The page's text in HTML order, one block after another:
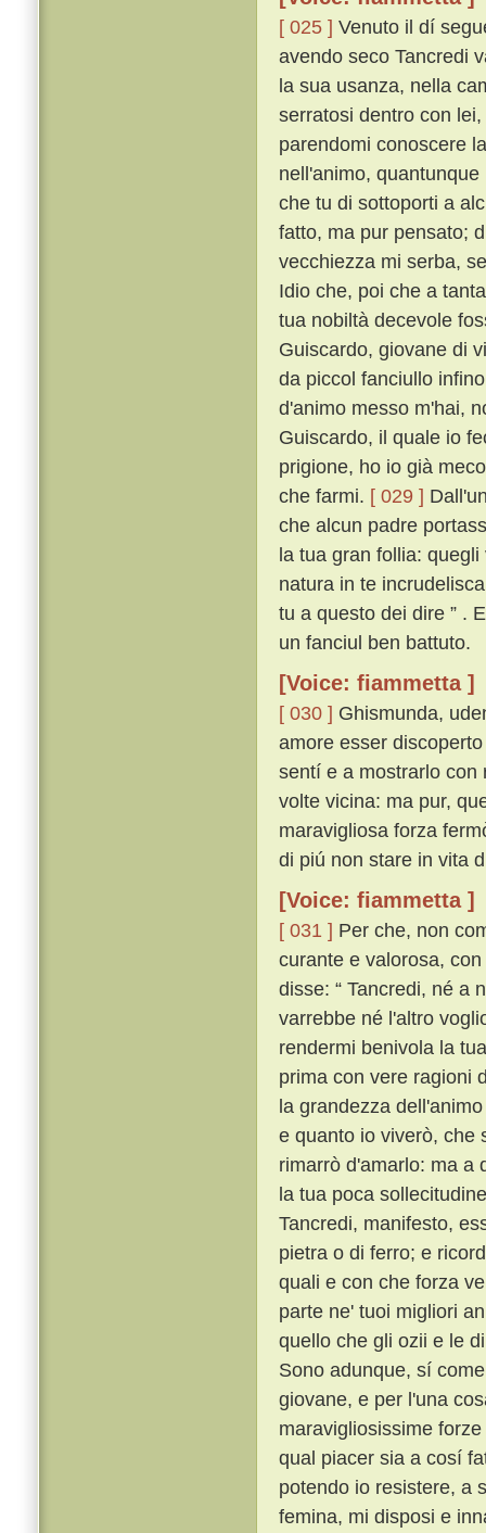
[ 025 ] Venuto il dí
avendo seco Tancredi
la sua usanza, nella
serratosi dentro con
parendomi conoscere
nell'animo,
che tu di sottoporti a
fatto, ma pur pensato;
vecchiezza mi serba,
Idio che, poi che a
tua nobiltà decevole
Guiscardo, giovane di
da piccol fanciullo
d'animo messo m'hai,
Guiscardo, il quale io
prigione, ho io già
che farmi. [ 029 ]
che alcun padre
la tua gran follia:
natura in te
tu a questo dei dire ” .
un fanciul ben battuto.
[Voice: fiammetta ]
[ 030 ] Ghismunda,
amore esser
sentí e a mostrarlo con
volte vicina: ma pur,
maravigliosa forza
di piú non stare in vita
[Voice: fiammetta ]
[ 031 ] Per che, non
curante e valorosa,
disse: “ Tancredi, né a
varrebbe né l'altro
rendermi benivola la
prima con vere ragioni
la grandezza
e quanto io viverò, che
rimarrò d'amarlo: ma a
la tua poca
Tancredi, manifesto,
pietra o di ferro; e
quali e con che forza
parte ne' tuoi migliori
quello che gli ozii e le
Sono adunque, sí
giovane, e per l'una
maravigliosissime
qual piacer sia a cosí
potendo io resistere, a
femina, mi disposi e